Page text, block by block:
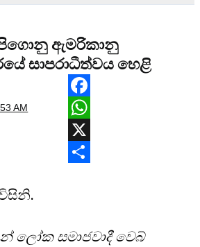
ඇමරිකානු
සාපරාධීත්වය හෙළි
AM
Facebook
WhatsApp
X
ලෝක සමාජවාදී වෙබ්